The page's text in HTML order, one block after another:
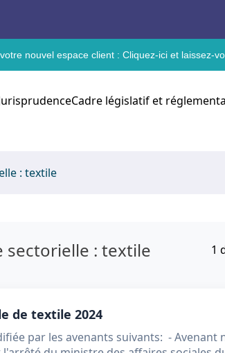
nouvel espace client : Cliquez-ici et laissez-
Cadre législatif et
: textile
sectorielle : textile 1
de textile 2024
par les avenants suivants: - Avenant